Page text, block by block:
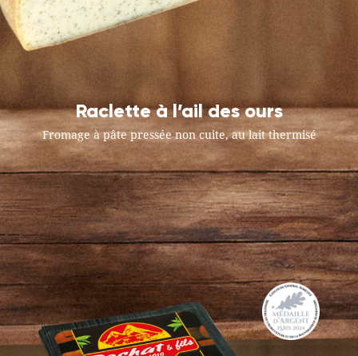
Raclette à l’ail des ours
Fromage à pâte pressée non cuite, au lait thermisé